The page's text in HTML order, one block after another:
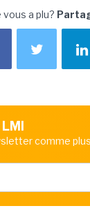
a plu?
comme